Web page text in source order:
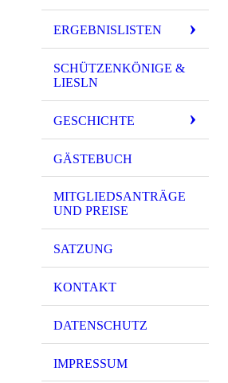
ERGEBNISLISTEN
SCHÜTZENKÖNIGE &
LIESLN
GESCHICHTE
GÄSTEBUCH
MITGLIEDSANTRÄGE
UND PREISE
SATZUNG
KONTAKT
DATENSCHUTZ
IMPRESSUM